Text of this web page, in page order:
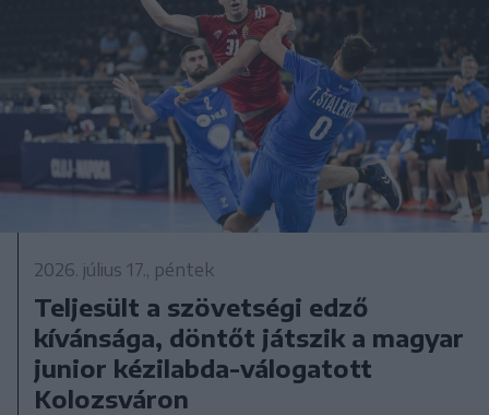
2026. július 17., péntek
Teljesült a szövetségi edző
kívánsága, döntőt játszik a magyar
junior kézilabda-válogatott
Kolozsváron